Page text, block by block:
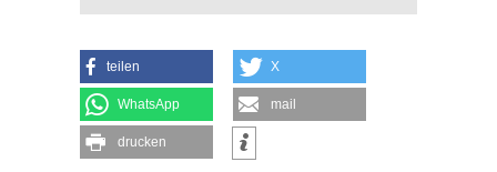
teilen X
WhatsApp mail
drucken